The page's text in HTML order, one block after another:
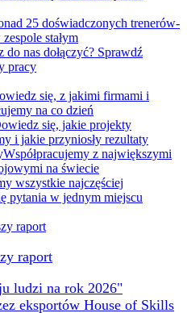
25 doświadczonych trenerów-
stałym
do nas dołączyć? Sprawdź
pracy
się, z jakimi firmami i
na co dzień
się, jakie projekty
i jakie przyniosły rezultaty
Współpracujemy z największymi
na świecie
wszystkie najczęściej
pytania w jednym miejscu
raport
ludzi na rok 2026"
eksportów House of Skills